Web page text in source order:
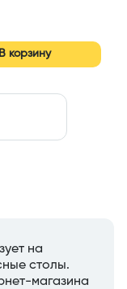
В корзину
на
столы.
магазина